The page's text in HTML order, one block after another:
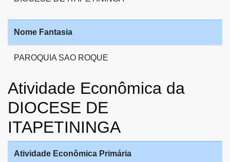
Nome Fantasia
PAROQUIA SAO ROQUE
Atividade Econômica da
DIOCESE DE
ITAPETININGA
Atividade Econômica Primária